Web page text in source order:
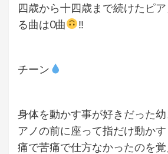
四歳から十四歳まで続けたピ
る曲は0曲
‼︎
チーン
身体を動かす事が好きだった
アノの前に座って指だけ動か
痛で苦痛で仕方なかったのを覚